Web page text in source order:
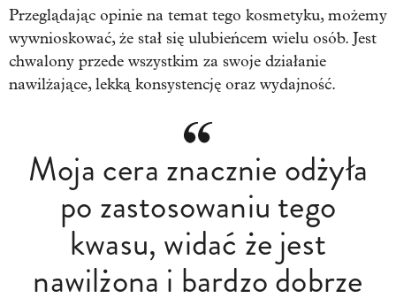
Przeglądając opinie na temat tego kosmetyku, możemy
wywnioskować, że stał się ulubieńcem wielu osób. Jest
chwalony przede wszystkim za swoje działanie
nawilżające, lekką konsystencję oraz wydajność.
Moja cera znacznie odżyła
po zastosowaniu tego
kwasu, widać że jest
nawilżona i bardzo dobrze